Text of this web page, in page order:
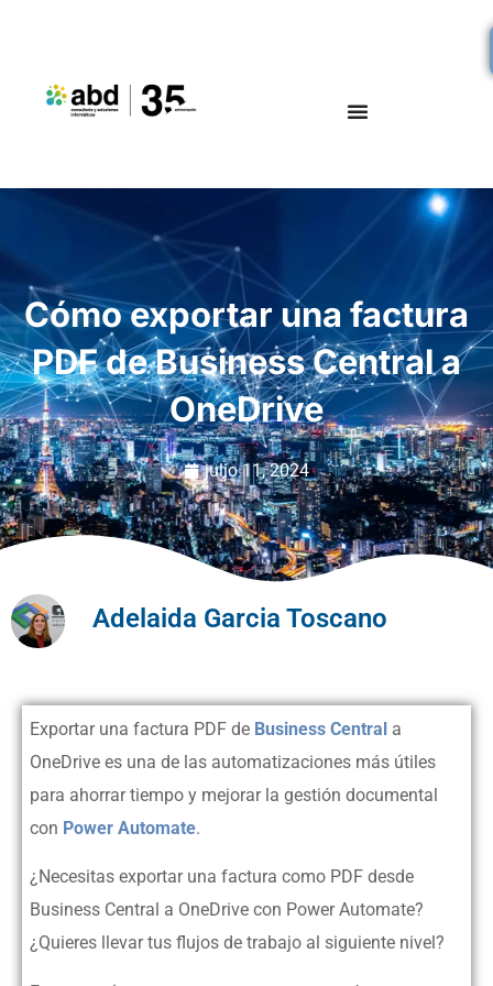
Cómo exportar una factura
PDF de Business Central a
OneDrive
julio 11, 2024
Adelaida Garcia Toscano
Exportar una factura PDF de Business Central a
OneDrive es una de las automatizaciones más útiles
para ahorrar tiempo y mejorar la gestión documental
con Power Automate.
¿Necesitas exportar una factura como PDF desde
Business Central a OneDrive con Power Automate?
¿Quieres llevar tus flujos de trabajo al siguiente nivel?